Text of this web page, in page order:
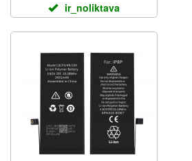
ir_noliktava